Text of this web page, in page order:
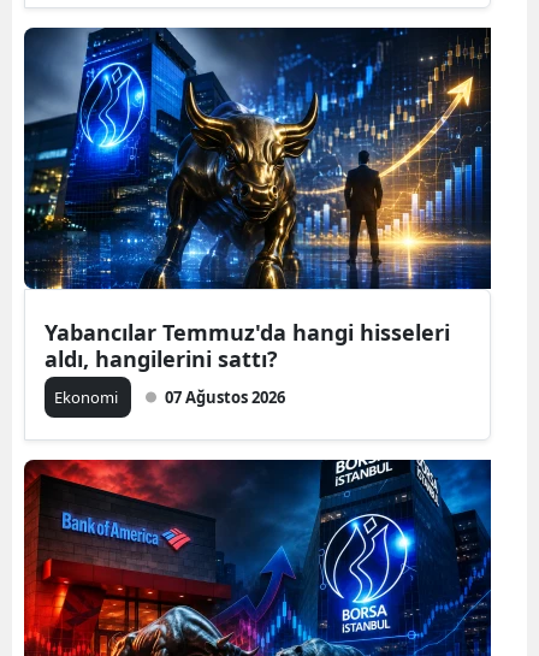
Yabancılar Temmuz'da hangi hisseleri
aldı, hangilerini sattı?
Ekonomi 07 Ağustos 2026